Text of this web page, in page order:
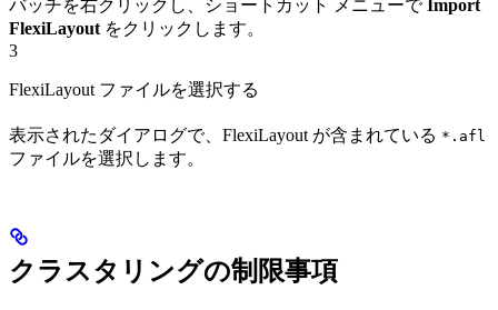
バッチを右クリックし、ショートカット メニューで Import
FlexiLayout をクリックします。
3
FlexiLayout ファイルを選択する
表示されたダイアログで、FlexiLayout が含まれている *.afl
ファイルを選択します。
クラスタリングの制限事項